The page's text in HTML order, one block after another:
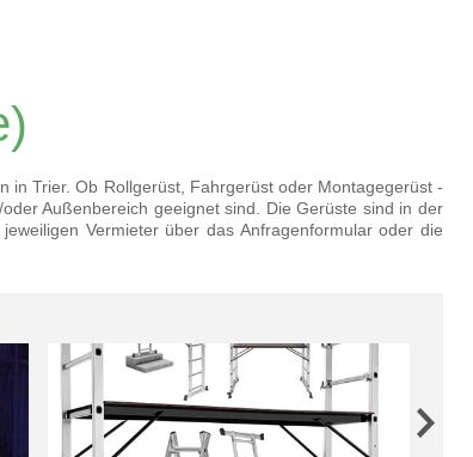
in Trier. Ob Rollgerüst, Fahrgerüst oder Montagegerüst -
Außenbereich geeignet sind. Die Gerüste sind in der
Vermieter über das Anfragenformular oder die